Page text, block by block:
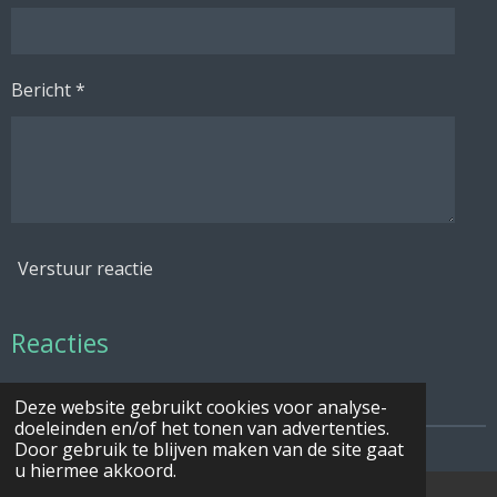
Deze website gebruikt cookies voor analyse-
doeleinden en/of het tonen van advertenties.
Door gebruik te blijven maken van de site gaat
u hiermee akkoord.
Bericht *
Verstuur reactie
Reacties
Er zijn geen reacties geplaatst.